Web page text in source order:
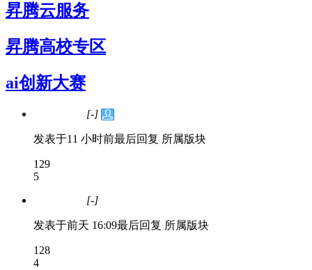
昇腾云服务
昇腾高校专区
ai创新大赛
[-]
发表于11 小时前最后回复 所属版块
129
5
[-]
发表于前天 16:09最后回复 所属版块
128
4